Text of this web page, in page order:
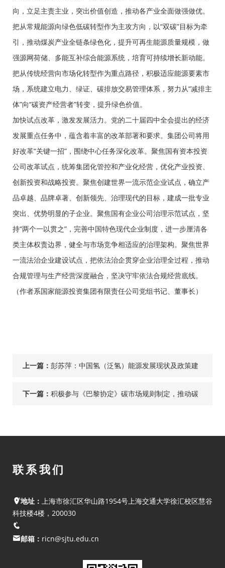
向，立足主责主业，突出价值创造，推动各产业全面做强做优。
把从常规能源向绿色低碳转型作为主攻方向，以“双碳”目标为牵
引，推动煤炭产业全链条绿色化，提升可再生能源质量规模，做
强源网荷储、多能互补综合能源系统，培育可持续增长新动能。
把从传统经营向市场化转型作为重点路径，积极适应能源要素市
场，系统建立电力、绿证、碳排放交易管理体系，努力从“减排主
体”向“碳资产经营者”转变，提升绿色价值。
加快试点改革，激发发展活力。党的二十届四中全会提出的经济
发展重点任务中，蕴含着丰富的改革部署和要求。集团公司将用
好改革“关键一招”，围绕中心任务深化改革。聚焦国有资本投资
公司改革试点，统筹集团化管控和产业化经营，优化产业投资、
创新投资和战略投资。聚焦创建世界一流示范企业试点，确立产
品卓越、品牌卓著、创新领先、治理现代的目标，建成一批专业
突出、优势明显的子企业。聚焦国有企业公司治理示范试点，坚
持“两个一以贯之”，完善中国特色现代企业制度，进一步厘清各
类主体权责边界，健全与市场竞争相适应的治理架构。聚焦世界
一流法治企业建设试点，把依法治企贯穿企业治理全过程，推动
合规管理与生产经营深度融合，坚决守牢依法合规经营底线。
（作者系国家能源投资集团有限责任公司党组书记、董事长）
上一篇： 彭苏萍：中国氢（泛氢）能源发展现状及政策建
议 | 国际石油经济
下一篇： 积极参与《巴黎协定》碳市场规则制定，推动碳
联系我们
地址： 上海市徐汇区华山路1954号上海交通大学徐汇校区慧谷
科技楼4楼，200030
邮箱： ricn@sjtu.edu.cn